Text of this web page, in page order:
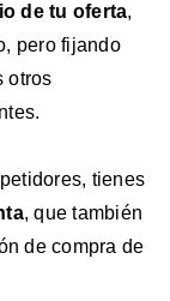
de tu oferta,
pero fijando
otros
tienes
, que también
de compra de